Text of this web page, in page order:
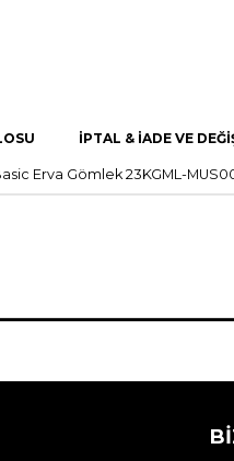
İPTAL & İADE VE
Erva Gömlek 23KGML-